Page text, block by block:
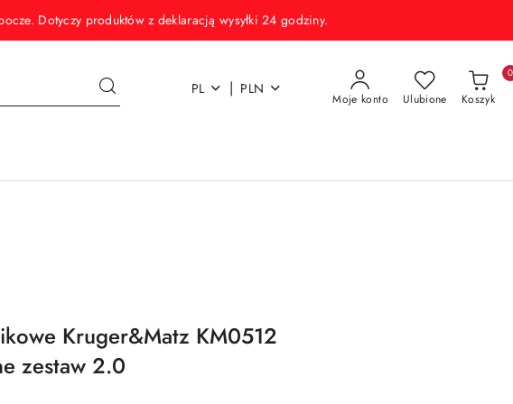
Dotyczy produktów z deklaracją wysyłki 24 godziny.
PL | PLN
Moje konto Ulubione Koszyk
0
Kruger&Matz KM0512
zestaw 2.0